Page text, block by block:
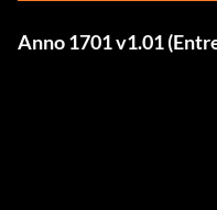
Anno 1701 v1.01